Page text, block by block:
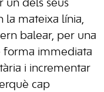
un dels seus
la mateixa línia,
balear, per una
forma immediata
i incrementar
cap